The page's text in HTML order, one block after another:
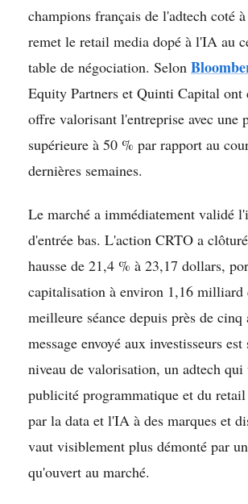
champions français de l'adtech coté
remet le retail media dopé à l'IA au
table de négociation. Selon
Equity Partners et Quinti Capital ont
offre valorisant l'entreprise avec une
supérieure à 50 % par rapport au
dernières semaines.
Le marché a immédiatement validé
d'entrée bas. L'action CRTO a
hausse de 21,4 % à 23,17 dollars,
capitalisation à environ 1,16 milliard
meilleure séance depuis près de cinq
message envoyé aux investisseurs
niveau de valorisation, un adtech qui
publicité programmatique et du
par la data et l'IA à des marques et
vaut visiblement plus démonté par
qu'ouvert au marché.